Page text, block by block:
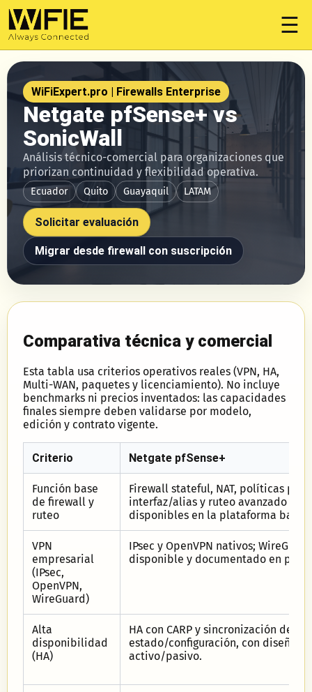
☰
WiFiExpert.pro | Firewalls Enterprise
Netgate pfSense+ vs
SonicWall
Análisis técnico-comercial para organizaciones que
priorizan continuidad y flexibilidad operativa.
Ecuador Quito Guayaquil LATAM
Solicitar evaluación
Migrar desde firewall con suscripción
Comparativa técnica y comercial
Esta tabla usa criterios operativos reales (VPN, HA,
Multi-WAN, paquetes y licenciamiento). No incluye
benchmarks ni precios inventados: las capacidades
finales siempre deben validarse por modelo,
edición y contrato vigente.
Criterio Netgate pfSense+
Función base
de firewall y
ruteo
Firewall stateful, NAT, políticas por
interfaz/alias y ruteo avanzado
disponibles en la plataforma base.
VPN
empresarial
(IPsec,
OpenVPN,
WireGuard)
IPsec y OpenVPN nativos; WireGuard
disponible y documentado en
Alta
disponibilidad
(HA)
HA con CARP y sincronización de
estado/configuración, con diseño
activo/pasivo.